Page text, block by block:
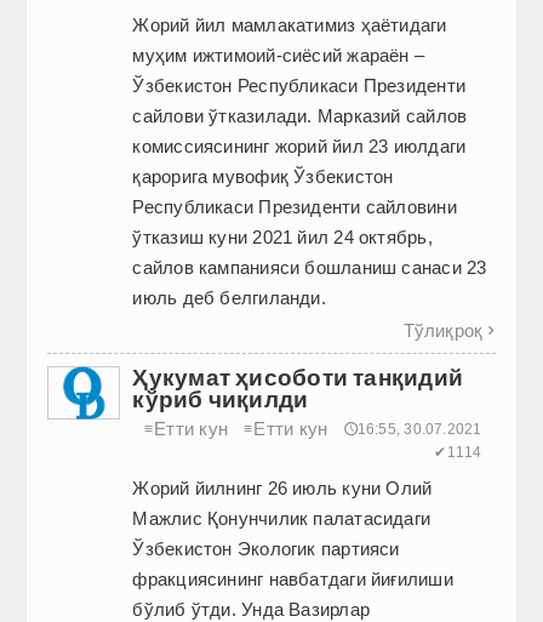
Жорий йил мамлакатимиз ҳаётидаги
муҳим ижтимоий-сиёсий жараён –
Ўзбекистон Республикаси Президенти
сайлови ўтказилади. Марказий сайлов
комиссиясининг жорий йил 23 июлдаги
қарорига мувофиқ Ўзбекистон
Республикаси Президенти сайловини
ўтказиш куни 2021 йил 24 октябрь,
сайлов кампанияси бошланиш санаси 23
июль деб белгиланди.
Тўлиқроқ 
Ҳукумат ҳисоботи танқидий
кўриб чиқилди
≡Етти кун ≡Етти кун
🕔16:55, 30.07.2021
✔1114
Жорий йилнинг 26 июль куни Олий
Мажлис Қонунчилик палатасидаги
Ўзбекис­тон Экологик партияси
фракциясининг навбатдаги йиғилиши
бўлиб ўтди. Унда Вазирлар